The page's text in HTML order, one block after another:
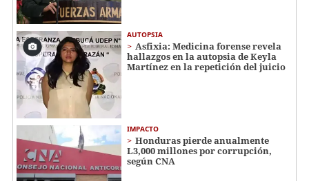
AUTOPSIA
Asfixia: Medicina forense revela
hallazgos en la autopsia de Keyla
Martínez en la repetición del juicio
IMPACTO
Honduras pierde anualmente
L3,000 millones por corrupción,
según CNA